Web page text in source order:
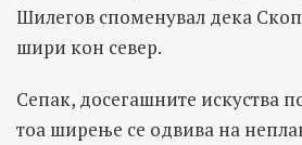
Шилегов споменувал дека
шири кон север.
Сепак, досегашните искуства
тоа ширење се одвива на